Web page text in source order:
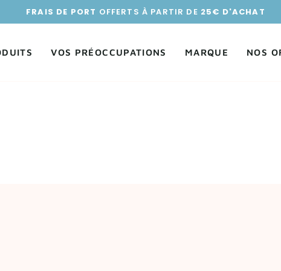
FRAIS DE PORT OFFERTS À PARTIR DE 25€ D'ACHAT
VOS PRÉOCCUPATIONS MARQUE NOS